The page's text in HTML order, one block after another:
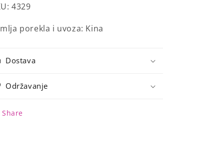
4329
porekla i uvoza: Kina
Dostava
Održavanje
Share